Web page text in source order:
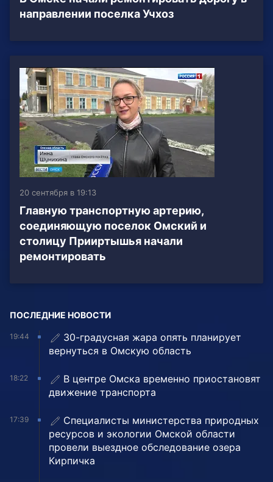
направлении поселка Учхоз
20 сентября в 19:13
Главную транспортную артерию,
соединяющую поселок Омский и
столицу Прииртышья начали
ремонтировать
ПОСЛЕДНИЕ НОВОСТИ
19:44
30-градусная жара опять планирует
вернуться в Омскую область
18:22
В центре Омска временно приостановят
движение транспорта
17:39
Специалисты министерства природных
ресурсов и экологии Омской области
провели выездное обследование озера
Кирпичка